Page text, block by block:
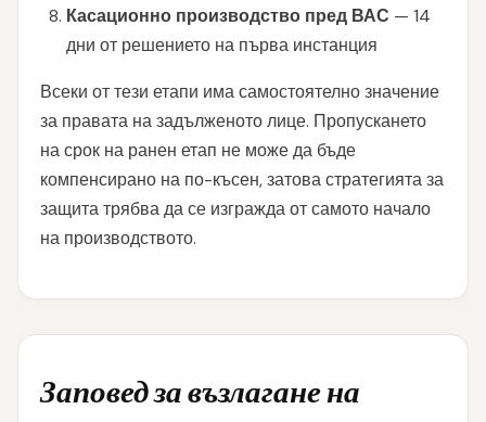
Касационно производство пред ВАС — 14
дни от решението на първа инстанция
Всеки от тези етапи има самостоятелно значение
за правата на задълженото лице. Пропускането
на срок на ранен етап не може да бъде
компенсирано на по-късен, затова стратегията за
защита трябва да се изгражда от самото начало
на производството.
Заповед за възлагане на